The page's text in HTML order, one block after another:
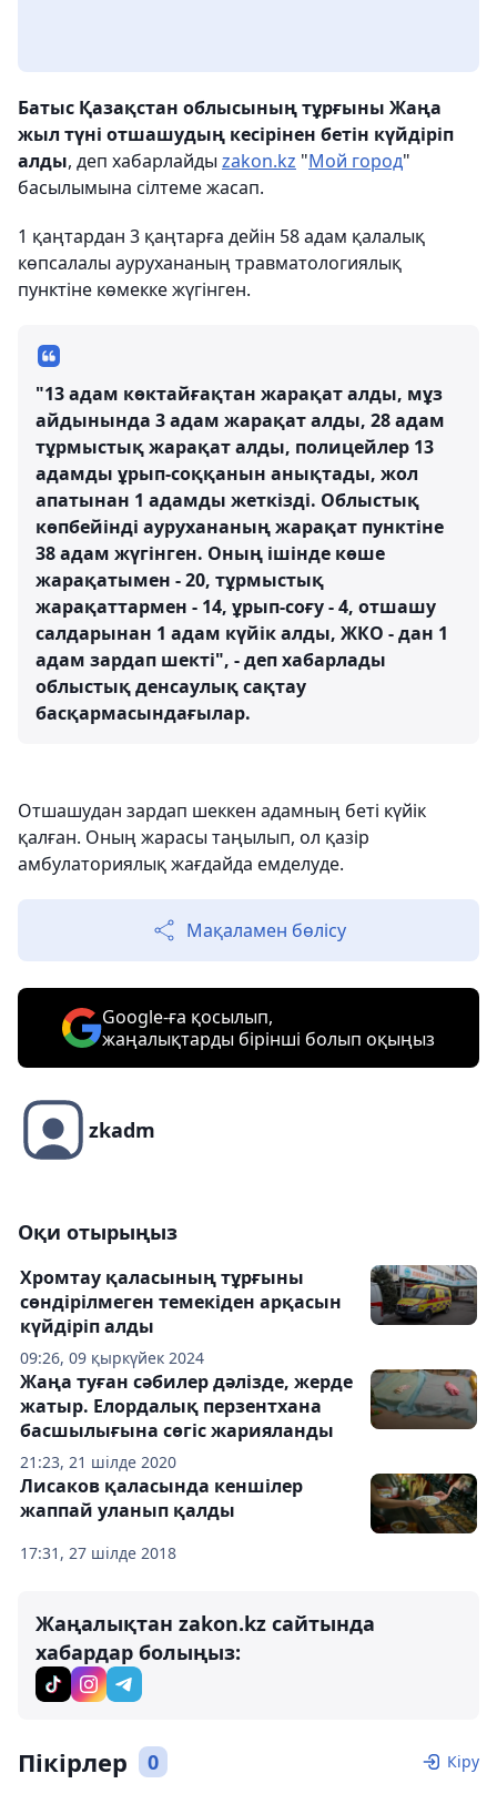
Батыс Қазақстан облысының тұрғыны Жаңа
жыл түні отшашудың кесірінен бетін күйдіріп
алды, деп хабарлайды zakon.kz "Мой город"
басылымына сілтеме жасап.
1 қаңтардан 3 қаңтарға дейін 58 адам қалалық
көпсалалы аурухананың травматологиялық
пунктіне көмекке жүгінген.
"13 адам көктайғақтан жарақат алды, мұз
айдынында 3 адам жарақат алды, 28 адам
тұрмыстық жарақат алды, полицейлер 13
адамды ұрып-соққанын анықтады, жол
апатынан 1 адамды жеткізді. Облыстық
көпбейінді аурухананың жарақат пунктіне
38 адам жүгінген. Оның ішінде көше
жарақатымен - 20, тұрмыстық
жарақаттармен - 14, ұрып-соғу - 4, отшашу
салдарынан 1 адам күйік алды, ЖКО - дан 1
адам зардап шекті", - деп хабарлады
облыстық денсаулық сақтау
басқармасындағылар.
Отшашудан зардап шеккен адамның беті күйік
қалған. Оның жарасы таңылып, ол қазір
амбулаториялық жағдайда емделуде.
Мақаламен бөлісу
Google-ға қосылып,
жаңалықтарды бірінші болып оқыңыз
zkadm
Оқи отырыңыз
09:26, 09 қыркүйек 2024
Хромтау қаласының тұрғыны
сөндірілмеген темекіден арқасын
күйдіріп алды
21:23, 21 шілде 2020
Жаңа туған сәбилер дәлізде, жерде
жатыр. Елордалық перзентхана
басшылығына сөгіс жарияланды
17:31, 27 шілде 2018
Лисаков қаласында кеншілер
жаппай уланып қалды
Жаңалықтан zakon.kz сайтында
хабардар болыңыз:
Пікірлер 0 Кіру